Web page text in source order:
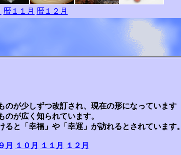
暦１１月 暦１２月
のが少しずつ改訂され、現在の形になっています
が広く知られています。
と「幸福」や「幸運」が訪れるとされています。
９月 １０月 １１月 １２月